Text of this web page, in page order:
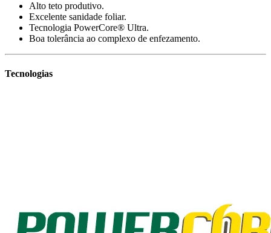
Alto teto produtivo.
Excelente sanidade foliar.
Tecnologia PowerCore® Ultra.
Boa tolerância ao complexo de enfezamento.
Tecnologias